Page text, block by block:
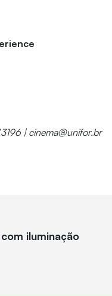
| cinema@unifor.br
iluminação